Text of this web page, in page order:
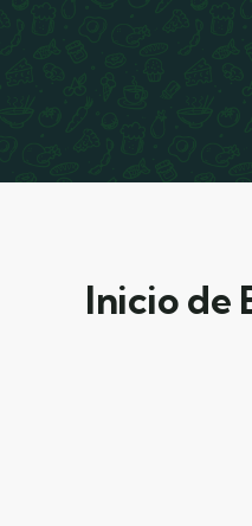
Inicio de